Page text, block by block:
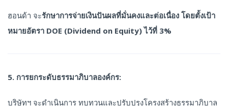
ฮอนด้า จะรักษาการจ่ายเงินปันผลที่มั่นคงและต่อเนื่อง โดยตั้งเป้า
หมายอัตรา DOE (Dividend on Equity) ไว้ที่ 3%
5. การยกระดับธรรมาภิบาลองค์กร:
บริษัทฯ จะดำเนินการ ทบทวนและปรับปรุงโครงสร้างธรรมาภิบาล